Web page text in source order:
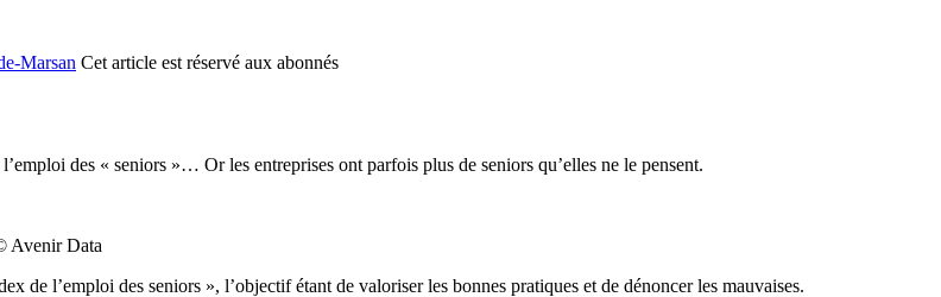
Marsan Cet article est réservé aux abonnés
des « seniors »… Or les entreprises ont parfois plus de seniors qu’elles ne le pensent.
Avenir Data
de l’emploi des seniors », l’objectif étant de valoriser les bonnes pratiques et de dénoncer les mauvaises.